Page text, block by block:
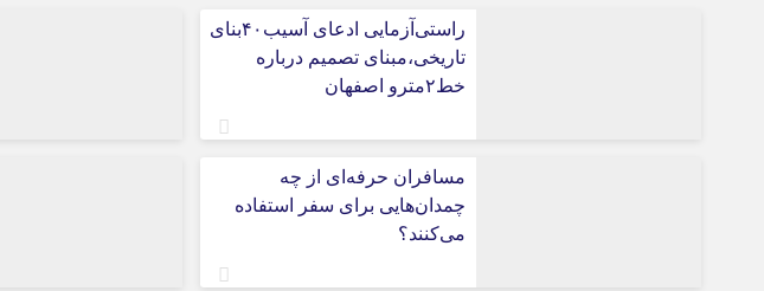
راستی‌آزمایی ادعای آسیب۴۰بنای
تاریخی،مبنای تصمیم درباره
خط۲مترو اصفهان
مسافران حرفه‌ای از چه
چمدان‌هایی برای سفر استفاده
می‌کنند؟